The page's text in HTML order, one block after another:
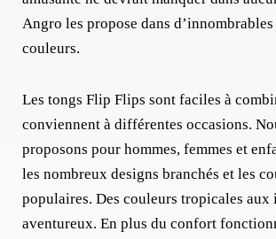
Angro les propose dans
couleurs.
Les tongs Flip Flips sont faciles à
conviennent à différentes occasions.
proposons pour hommes, femmes et
les nombreux designs branchés et les
populaires. Des couleurs tropicales aux
aventureux. En plus du confort